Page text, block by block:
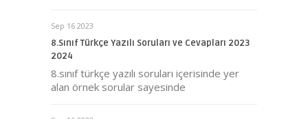
Sep 16 2023
8.Sınıf Türkçe Yazılı Soruları ve Cevapları 2023
2024
8.sınıf türkçe yazılı soruları içerisinde yer
alan örnek sorular sayesinde